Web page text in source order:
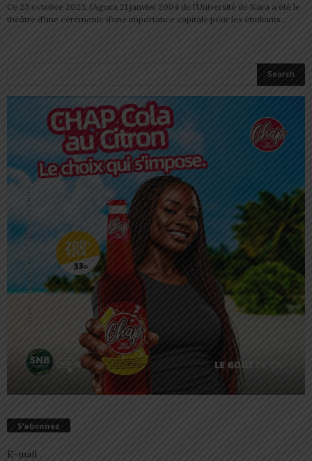
Ce 23 octobre 2023, l’Agora 21 janvier 2004 de l’Université de Kara a été le
théâtre d’une cérémonie d’une importance capitale pour les étudiants...
S’abonnez
E-mail